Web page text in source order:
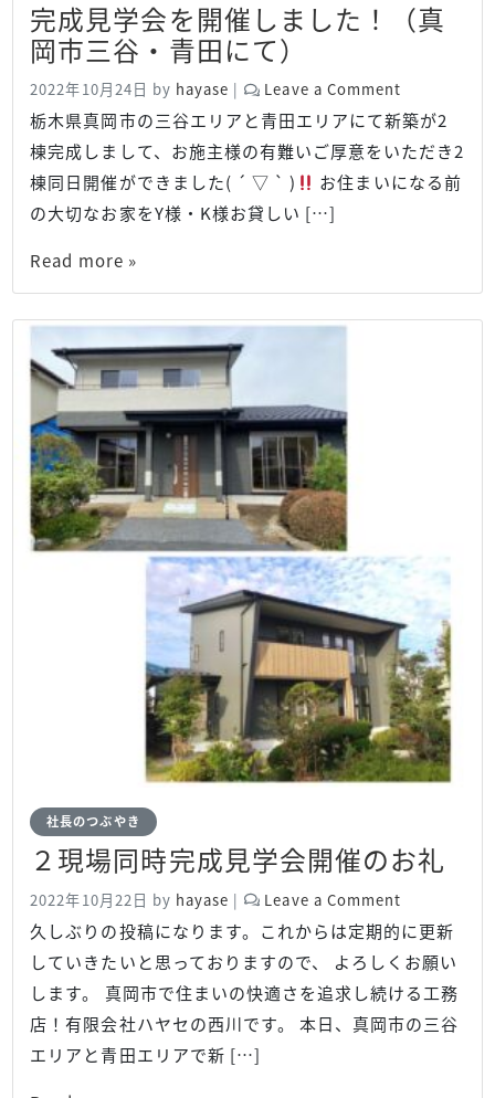
完成見学会を開催しました！（真
岡市三谷・青田にて）
2022年10月24日 by hayase | Leave a Comment
栃木県真岡市の三谷エリアと青田エリアにて新築が2
棟完成しまして、お施主様の有難いご厚意をいただき2
棟同日開催ができました( ´ ▽ ` )
お住まいになる前
の大切なお家をY様・K様お貸しい […]
Read more »
社長のつぶやき
２現場同時完成見学会開催のお礼
2022年10月22日 by hayase | Leave a Comment
久しぶりの投稿になります。これからは定期的に更新
していきたいと思っておりますので、 よろしくお願い
します。 真岡市で住まいの快適さを追求し続ける工務
店！有限会社ハヤセの西川です。 本日、真岡市の三谷
エリアと青田エリアで新 […]